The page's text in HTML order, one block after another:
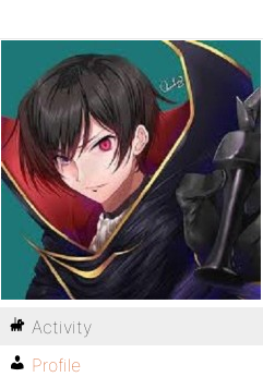
Activity
Profile